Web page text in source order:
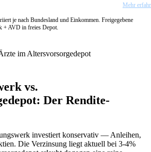
Mehr
je nach Bundesland und Einkommen. Freigegebene
+ AVD in freies Depot.
vs.
Der Rendite-
investiert konservativ — Anleihen,
Die Verzinsung liegt aktuell bei 3-4%